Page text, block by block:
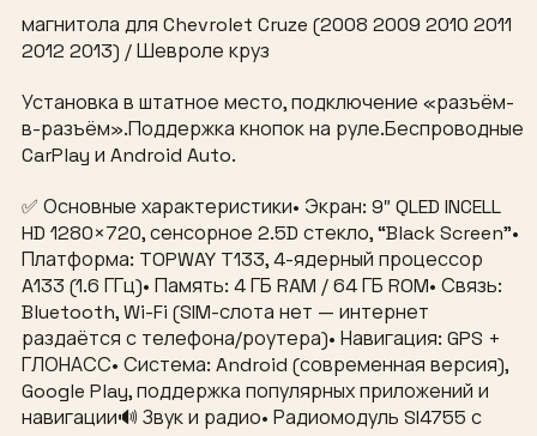
магнитола для Chevrolet Cruze (2008 2009 2010 2011
2012 2013) / Шевроле круз
Установка в штатное место, подключение «разъём-
в-разъём».Поддержка кнопок на руле.Беспроводные
CarPlay и Android Auto.
✅ Основные характеристики• Экран: 9″ QLED INCELL
HD 1280×720, сенсорное 2.5D стекло, “Black Screen”•
Платформа: TOPWAY T133, 4-ядерный процессор
A133 (1.6 ГГц)• Память: 4 ГБ RAM / 64 ГБ ROM• Связь:
Bluetooth, Wi-Fi (SIM-слота нет — интернет
раздаётся с телефона/роутера)• Навигация: GPS +
ГЛОНАСС• Система: Android (современная версия),
Google Play, поддержка популярных приложений и
навигации🔊 Звук и радио• Радиомодуль SI4755 с